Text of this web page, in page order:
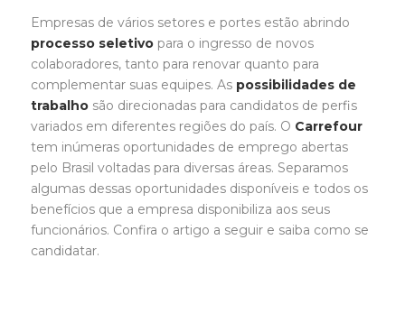
Empresas de vários setores e portes estão abrindo
processo seletivo para o ingresso de novos
colaboradores, tanto para renovar quanto para
complementar suas equipes. As possibilidades de
trabalho são direcionadas para candidatos de perfis
variados em diferentes regiões do país. O Carrefour
tem inúmeras oportunidades de emprego abertas
pelo Brasil voltadas para diversas áreas. Separamos
algumas dessas oportunidades disponíveis e todos os
benefícios que a empresa disponibiliza aos seus
funcionários. Confira o artigo a seguir e saiba como se
candidatar.